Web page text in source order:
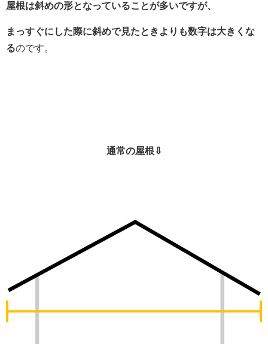
屋根は斜めの形となっていることが多いですが、
まっすぐにした際に斜めで見たときよりも数字は大きくな
るのです。
通常の屋根⇩